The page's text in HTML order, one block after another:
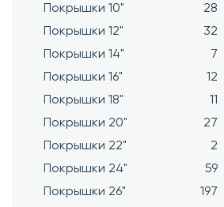
Покрышки 10"
28
Покрышки 12"
32
Покрышки 14"
7
Покрышки 16"
12
Покрышки 18"
11
Покрышки 20"
27
Покрышки 22"
2
Покрышки 24"
59
Покрышки 26"
197